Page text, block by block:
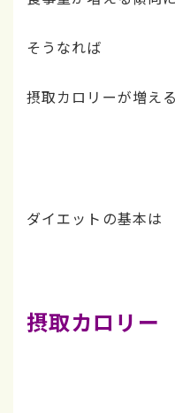
そうなれば
摂取カロリーが増え
ダイエットの基本は
摂取カロリ